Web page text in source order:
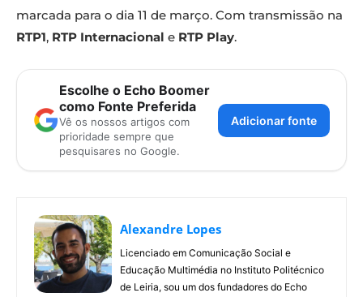
marcada para o dia 11 de março. Com transmissão na
RTP1, RTP Internacional e RTP Play.
Escolhe o Echo Boomer
como Fonte Preferida
Vê os nossos artigos com
prioridade sempre que
pesquisares no Google.
Adicionar fonte
Alexandre Lopes
Licenciado em Comunicação Social e
Educação Multimédia no Instituto Politécnico
de Leiria, sou um dos fundadores do Echo